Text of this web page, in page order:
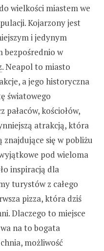
wielkości miastem we
Kojarzony jest
i jedynym
bezpośrednio w
. Neapol to miasto
a jego historyczna
światowego
pałaców, kościołów,
atrakcją, która
się w pobliżu
pod wieloma
inspiracją dla
turystów z całego
pizza, która dziś
Dlaczego to miejsce
na to bogata
możliwość